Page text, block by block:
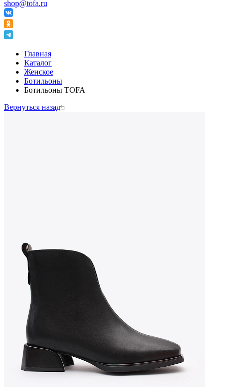
shop@tofa.ru
Главная
Каталог
Женское
Ботильоны
Ботильоны TOFA
Вернуться назад